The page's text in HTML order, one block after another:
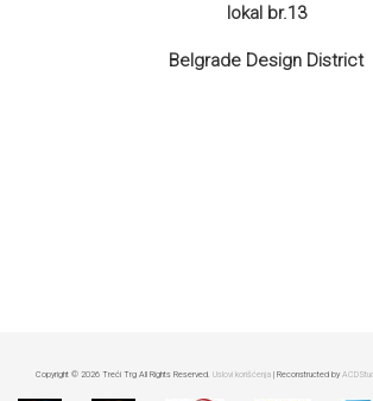
lokal br.13
Belgrade Design District
Copyright © 2026 Treći Trg All Rights Reserved. Uslovi korišćenja | Reconstructed by